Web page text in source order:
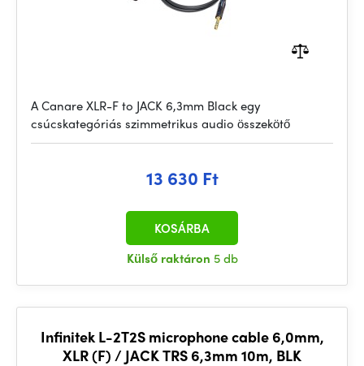
A Canare XLR-F to JACK 6,3mm Black egy
csúcskategóriás szimmetrikus audio összekötő
13 630 Ft
Külső raktáron 5 db
KOSÁRBA
Infinitek L-2T2S microphone cable 6,0mm,
XLR (F) / JACK TRS 6,3mm 10m, BLK